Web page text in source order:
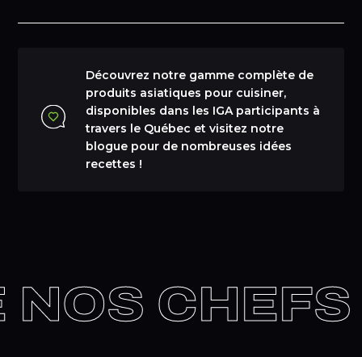
Découvrez notre gamme complète de
produits asiatiques pour cuisiner,
disponibles dans les IGA participants à
travers le Québec et visitez notre
blogue pour de nombreuses idées
recettes !
CHEFS